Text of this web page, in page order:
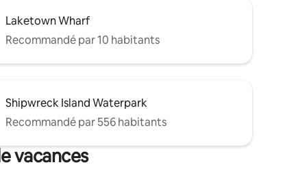
Laketown Wharf
Recommandé par 10 habitants
Shipwreck Island Waterpark
Recommandé par 556 habitants
vacances